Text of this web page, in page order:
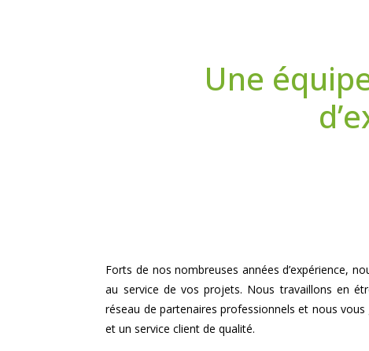
Une
Forts de nos nombreuses années d’expérience,
au service de vos projets. Nous travaillons en
réseau de partenaires professionnels et nous
et un service client de qualité.